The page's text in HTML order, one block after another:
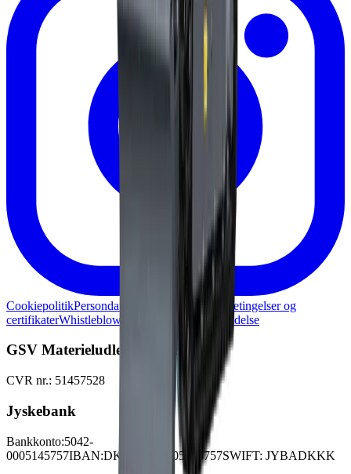
CookiepolitikPersondatapolitik
Generelle lejebetingelser og
certifikaterWhistleblowerordning Skadesanmeldelse
GSV Materieludlejning A/S
CVR nr.: 51457528
Jyskebank
Bankkonto:5042-
0005145757IBAN:DK3450420005145757SWIFT: JYBADKKK